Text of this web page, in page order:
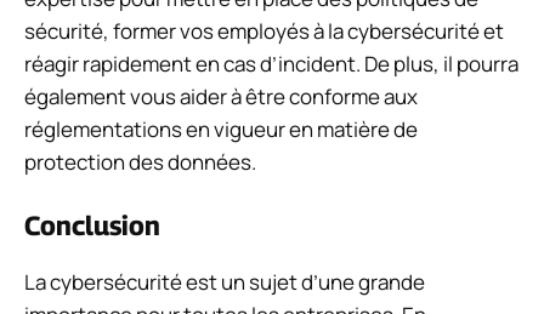
sécurité, former vos employés à la cybersécurité et
réagir rapidement en cas d’incident. De plus, il pourra
également vous aider à être conforme aux
réglementations en vigueur en matière de
protection des données.
Conclusion
La cybersécurité est un sujet d’une grande